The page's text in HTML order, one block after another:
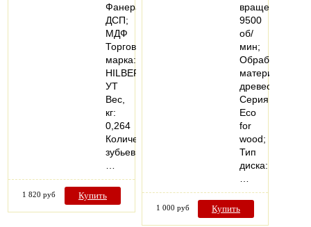
Фанера;
ДСП;
МДФ
Торговая
марка:
HILBERG
УТ
Вес,
кг:
0,264
Количество
зубьев,
1 820 руб Купить
вращения:
9500
об/
мин;
материал:
древесина;
Серия:
Eco
for
wood;
Тип
диска:
1 000 руб Купить